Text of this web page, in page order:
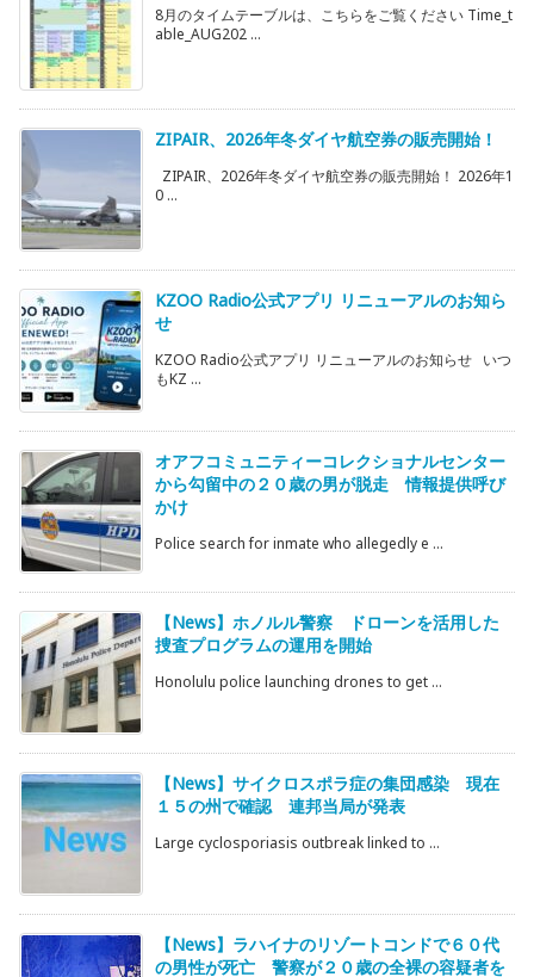
8月のタイムテーブルは、こちらをご覧ください Time_t
able_AUG202 ...
ZIPAIR、2026年冬ダイヤ航空券の販売開始！
ZIPAIR、2026年冬ダイヤ航空券の販売開始！ 2026年1
0 ...
KZOO Radio公式アプリ リニューアルのお知ら
せ
KZOO Radio公式アプリ リニューアルのお知らせ いつ
もKZ ...
オアフコミュニティーコレクショナルセンター
から勾留中の２０歳の男が脱走 情報提供呼び
かけ
Police search for inmate who allegedly e ...
【News】ホノルル警察 ドローンを活用した
捜査プログラムの運用を開始
Honolulu police launching drones to get ...
【News】サイクロスポラ症の集団感染 現在
１５の州で確認 連邦当局が発表
Large cyclosporiasis outbreak linked to ...
【News】ラハイナのリゾートコンドで６０代
の男性が死亡 警察が２０歳の全裸の容疑者を